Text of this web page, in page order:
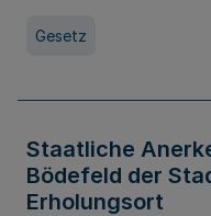
Gesetz
Staatliche
Bödefeld der
Erholungsort